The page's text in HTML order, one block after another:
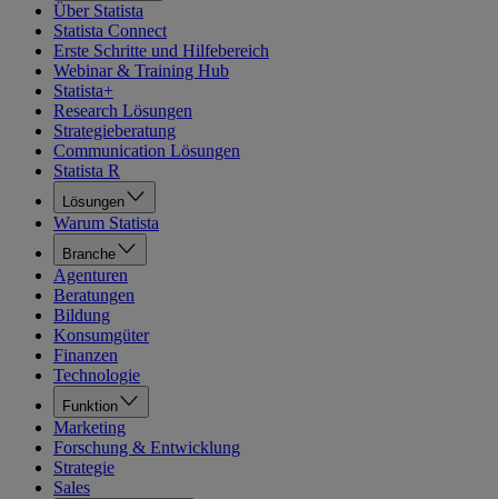
Über Statista
Statista Connect
Erste Schritte und Hilfebereich
Webinar & Training Hub
Statista+
Research Lösungen
Strategieberatung
Communication Lösungen
Statista R
Lösungen
Warum Statista
Branche
Agenturen
Beratungen
Bildung
Konsumgüter
Finanzen
Technologie
Funktion
Marketing
Forschung & Entwicklung
Strategie
Sales